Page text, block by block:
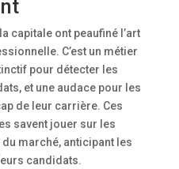
capitale ont peaufiné l’art
C’est un métier
pour détecter les
et une audace pour les
de leur carrière. Ces
savent jouer sur les
marché, anticipant les
candidats.